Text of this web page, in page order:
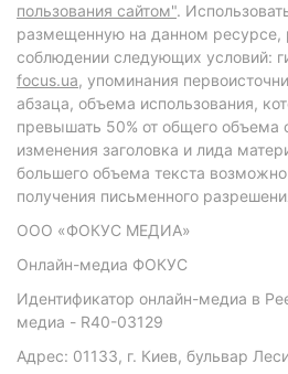
пользования сайтом".
размещенную на данном ресурсе,
соблюдении следующих условий:
focus.ua, упоминания
абзаца, объема использования,
превышать 50% от общего объема
изменения заголовка и лида
большего объема текста
получения письменного
ООО «ФОКУС МЕДИА»
Онлайн-медиа ФОКУС
Идентификатор онлайн-медиа в
медиа - R40-03129
Адрес: 01133, г. Киев, бульвар